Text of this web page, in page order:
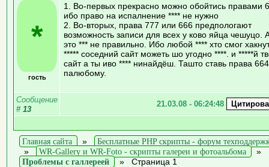
*
гость
1. Во-первых прекрасно можно обойтись правами
ибо право на испалнение **** не нужно
2. Во-вторых, права 777 или 666 предпологают
возможность записи для всех у ково яйца чешуцо.
это *** не правильно. Ибо любой **** хто смог
***** соседний сайт можеть шо угодно ****. и *****й
сайт а ты иво **** нинайдёш. Ташто ставь права 664
палюбому.
Сообщение
# 13
21.03.08 - 06:24:48
Главная сайта »
Бесплатные PHP скрипты - форум
»
WR-Gallery и WR-Foto - скрипты галереи и фотоальбома
»
Проблемы с галлереей
» Страница 1